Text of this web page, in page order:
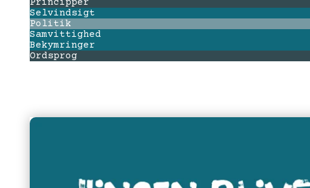
Principper
Selvindsigt
Politik
Samvittighed
Bekymringer
Ordsprog